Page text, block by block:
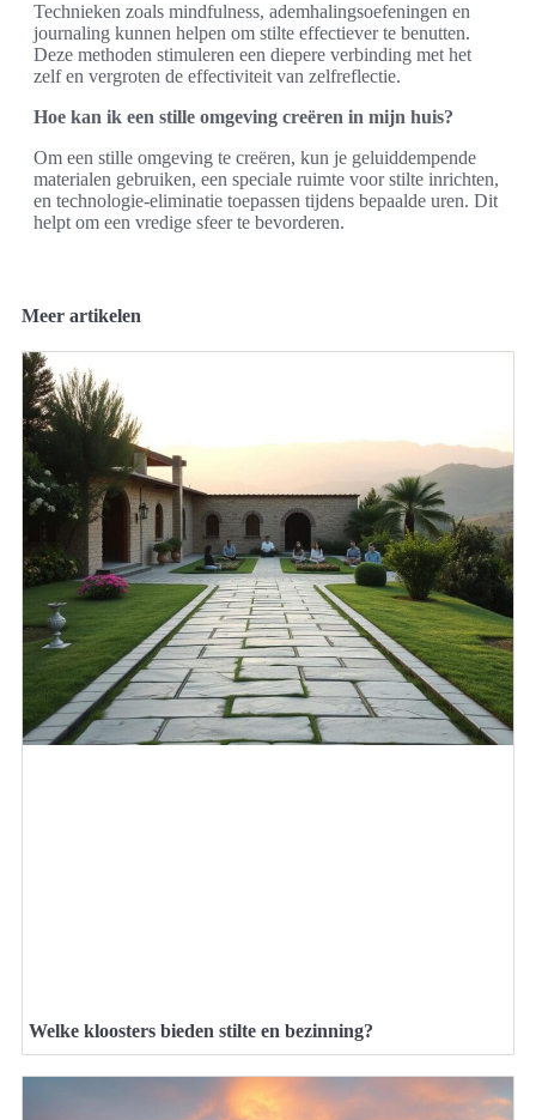
Technieken zoals mindfulness, ademhalingsoefeningen en
journaling kunnen helpen om stilte effectiever te benutten.
Deze methoden stimuleren een diepere verbinding met het
zelf en vergroten de effectiviteit van zelfreflectie.
Hoe kan ik een stille omgeving creëren in mijn huis?
Om een stille omgeving te creëren, kun je geluiddempende
materialen gebruiken, een speciale ruimte voor stilte inrichten,
en technologie-eliminatie toepassen tijdens bepaalde uren. Dit
helpt om een vredige sfeer te bevorderen.
Meer artikelen
Welke kloosters bieden stilte en bezinning?